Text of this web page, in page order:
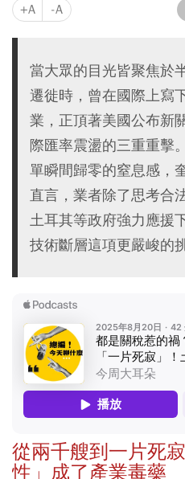
+A -A
當大眾的目光皆聚焦於
遷徙時，曾在國際上寫
業，正頂著美國公布新
際匯率震盪的三重重擊
單瞬間歸零的窒息感，
直言，業者除了思考合
土耳其等政府強力應援
技術斷層這項更嚴峻的挑
從兩千艘到一片死
性」成了產業毒藥